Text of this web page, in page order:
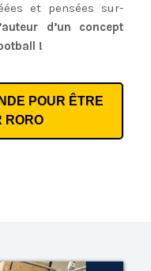
et pensées sur-
d’un concept
!
POUR ÊTRE
RORO